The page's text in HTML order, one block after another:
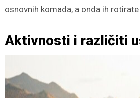
osnovnih komada, a onda ih
Aktivnosti i različiti